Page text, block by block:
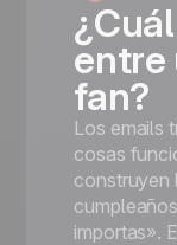
entre
fan?
Los emails
cosas
construyen
importas».